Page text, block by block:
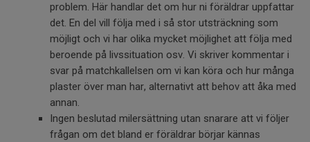
problem. Här handlar det om hur ni föräldrar uppfattar
det. En del vill följa med i så stor utsträckning som
möjligt och vi har olika mycket möjlighet att följa med
beroende på livssituation osv. Vi skriver kommentar i
svar på matchkallelsen om vi kan köra och hur många
plaster över man har, alternativt att behov att åka med
annan.
Ingen beslutad milersättning utan snarare att vi följer
frågan om det bland er föräldrar börjar kännas